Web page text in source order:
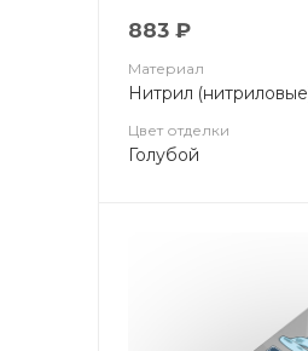
883 ₽
Материал
Нитрил
Цвет отделки
Голубой